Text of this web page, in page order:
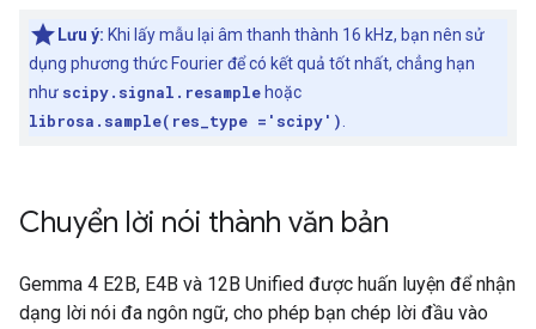
Lưu ý: Khi lấy mẫu lại âm thanh thành 16 kHz, bạn nên sử
dụng phương thức Fourier để có kết quả tốt nhất, chẳng hạn
như scipy.signal.resample hoặc
librosa.sample(res_type ='scipy')
Chuyển lời nói thành văn bản
Gemma 4 E2B, E4B và 12B Unified được huấn luyện để nhận
dạng lời nói đa ngôn ngữ, cho phép bạn chép lời đầu vào